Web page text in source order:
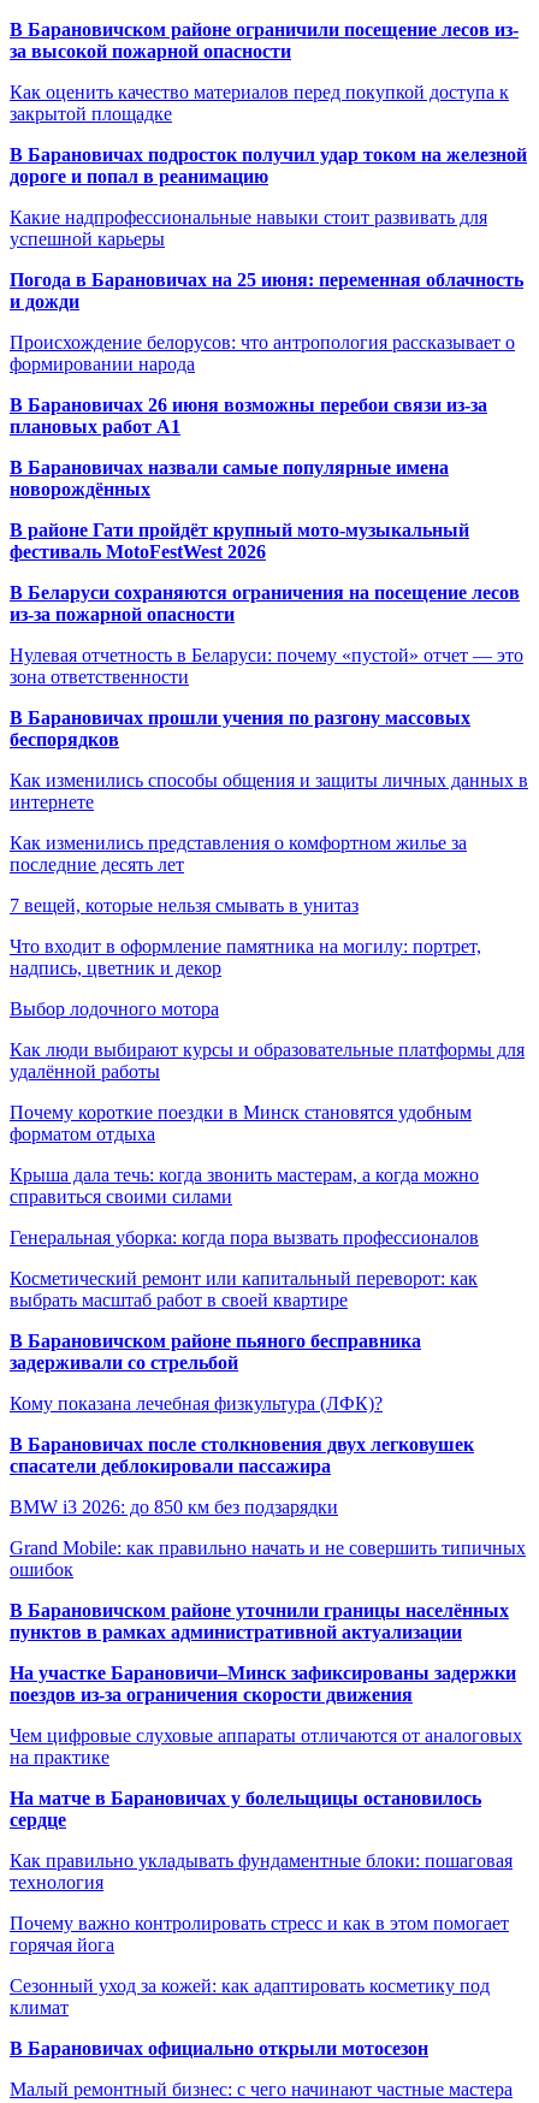
В Барановичском районе ограничили посещение лесов из-
за высокой пожарной опасности
Как оценить качество материалов перед покупкой доступа к
закрытой площадке
В Барановичах подросток получил удар током на железной
дороге и попал в реанимацию
Какие надпрофессиональные навыки стоит развивать для
успешной карьеры
Погода в Барановичах на 25 июня: переменная облачность
и дожди
Происхождение белорусов: что антропология рассказывает о
формировании народа
В Барановичах 26 июня возможны перебои связи из-за
плановых работ A1
В Барановичах назвали самые популярные имена
новорождённых
В районе Гати пройдёт крупный мото-музыкальный
фестиваль MotoFestWest 2026
В Беларуси сохраняются ограничения на посещение лесов
из-за пожарной опасности
Нулевая отчетность в Беларуси: почему «пустой» отчет — это
зона ответственности
В Барановичах прошли учения по разгону массовых
беспорядков
Как изменились способы общения и защиты личных данных в
интернете
Как изменились представления о комфортном жилье за
последние десять лет
7 вещей, которые нельзя смывать в унитаз
Что входит в оформление памятника на могилу: портрет,
надпись, цветник и декор
Выбор лодочного мотора
Как люди выбирают курсы и образовательные платформы для
удалённой работы
Почему короткие поездки в Минск становятся удобным
форматом отдыха
Крыша дала течь: когда звонить мастерам, а когда можно
справиться своими силами
Генеральная уборка: когда пора вызвать профессионалов
Косметический ремонт или капитальный переворот: как
выбрать масштаб работ в своей квартире
В Барановичском районе пьяного бесправника
задерживали со стрельбой
Кому показана лечебная физкультура (ЛФК)?
В Барановичах после столкновения двух легковушек
спасатели деблокировали пассажира
BMW i3 2026: до 850 км без подзарядки
Grand Mobile: как правильно начать и не совершить типичных
ошибок
В Барановичском районе уточнили границы населённых
пунктов в рамках административной актуализации
На участке Барановичи–Минск зафиксированы задержки
поездов из-за ограничения скорости движения
Чем цифровые слуховые аппараты отличаются от аналоговых
на практике
На матче в Барановичах у болельщицы остановилось
сердце
Как правильно укладывать фундаментные блоки: пошаговая
технология
Почему важно контролировать стресс и как в этом помогает
горячая йога
Сезонный уход за кожей: как адаптировать косметику под
климат
В Барановичах официально открыли мотосезон
Малый ремонтный бизнес: с чего начинают частные мастера